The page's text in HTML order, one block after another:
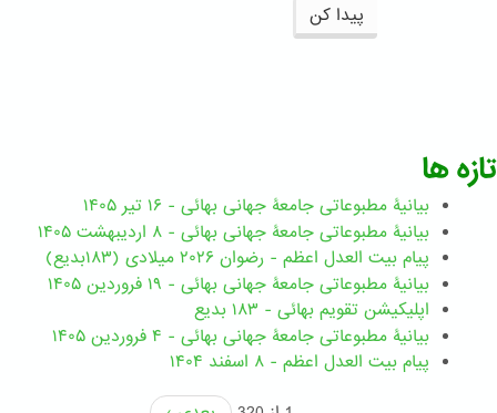
پیدا کن
تازه ها
بیانیۀ مطبوعاتی جامعۀ جهانی بهائی - ۱۶ تیر ۱۴۰۵
بیانیۀ مطبوعاتی جامعۀ جهانی بهائی - ۸ اردیبهشت ۱۴۰۵
پیام بیت العدل اعظم - رضوان ۲۰۲۶ میلادی (۱۸۳بدیع)
بیانیۀ مطبوعاتی جامعۀ جهانی بهائی - ۱۹ فروردین ۱۴۰۵
اپلیکیشن تقویم بهائی - ۱۸۳ بدیع
بیانیۀ مطبوعاتی جامعۀ جهانی بهائی - ۴ فروردین ۱۴۰۵
پیام بیت العدل اعظم - ۸ اسفند ۱۴۰۴